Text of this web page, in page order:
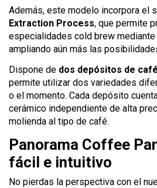
Además, este modelo incorpora el
Extraction Process, que permite
especialidades cold brew
ampliando aún más las
Dispone de dos depósitos de
permite utilizar dos variedades
o el momento. Cada depósito
cerámico independiente de alta
molienda al tipo de café.
Panorama Coffee
fácil e intuitivo
No pierdas la perspectiva con el